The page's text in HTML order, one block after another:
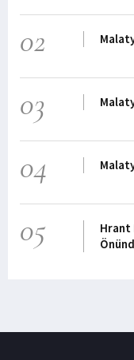
02
03
04
05
Hrant